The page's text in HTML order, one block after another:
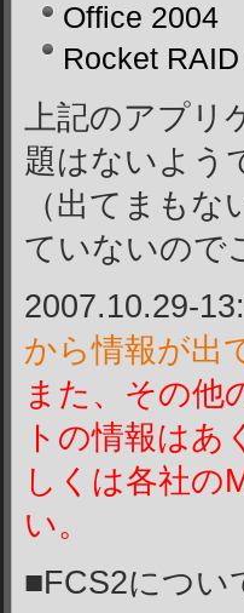
Office 2004
Rocket
上記のアプリ
題はないよう
（出てまも
ていないので
2007.10.29-
から情報が出
また、その他
トの情報は
しくは各社の
い。
■FCS2につい